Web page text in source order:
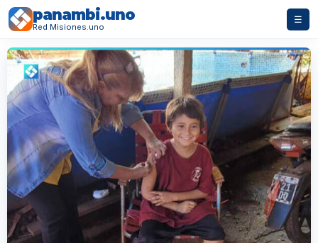
panambi.uno
Red Misiones.uno
☰